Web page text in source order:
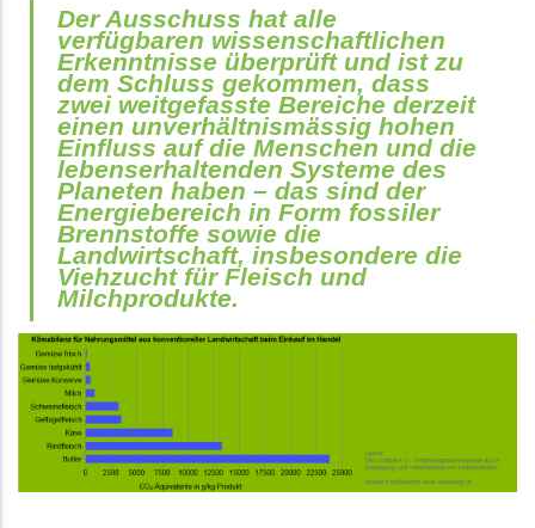
Der Ausschuss hat alle
verfügbaren wissenschaftlichen
Erkenntnisse überprüft und ist zu
dem Schluss gekommen, dass
zwei weitgefasste Bereiche derzeit
einen unverhältnismässig hohen
Einfluss auf die Menschen und die
lebenserhaltenden Systeme des
Planeten haben – das sind der
Energiebereich in Form fossiler
Brennstoffe sowie die
Landwirtschaft, insbesondere die
Viehzucht für Fleisch und
Milchprodukte.